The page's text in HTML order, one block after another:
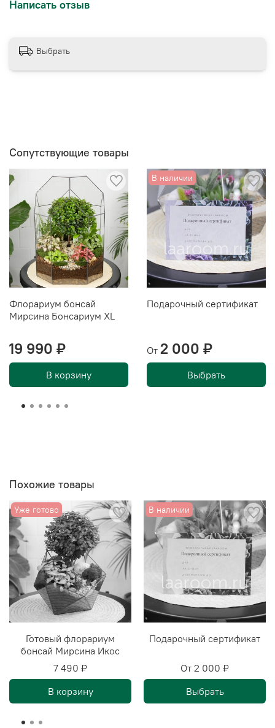
Написать отзыв
Выбрать
Сопутствующие товары
Флорариум бонсай
Мирсина Бонсариум XL
19 990 ₽
В корзину
В наличии
Подарочный сертификат
От 2 000 ₽
Выбрать
Похожие товары
Уже готово
Готовый флорариум
бонсай Мирсина Икос
7 490 ₽
В корзину
В наличии
Подарочный сертификат
От 2 000 ₽
Выбрать